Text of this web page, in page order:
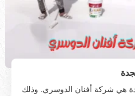
هي شركة أفنان الدوسري. وذلك